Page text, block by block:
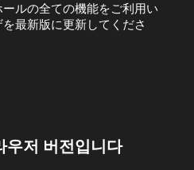
ルの全ての機能をご利用い
最新版に更新してくださ
우저 버전입니다